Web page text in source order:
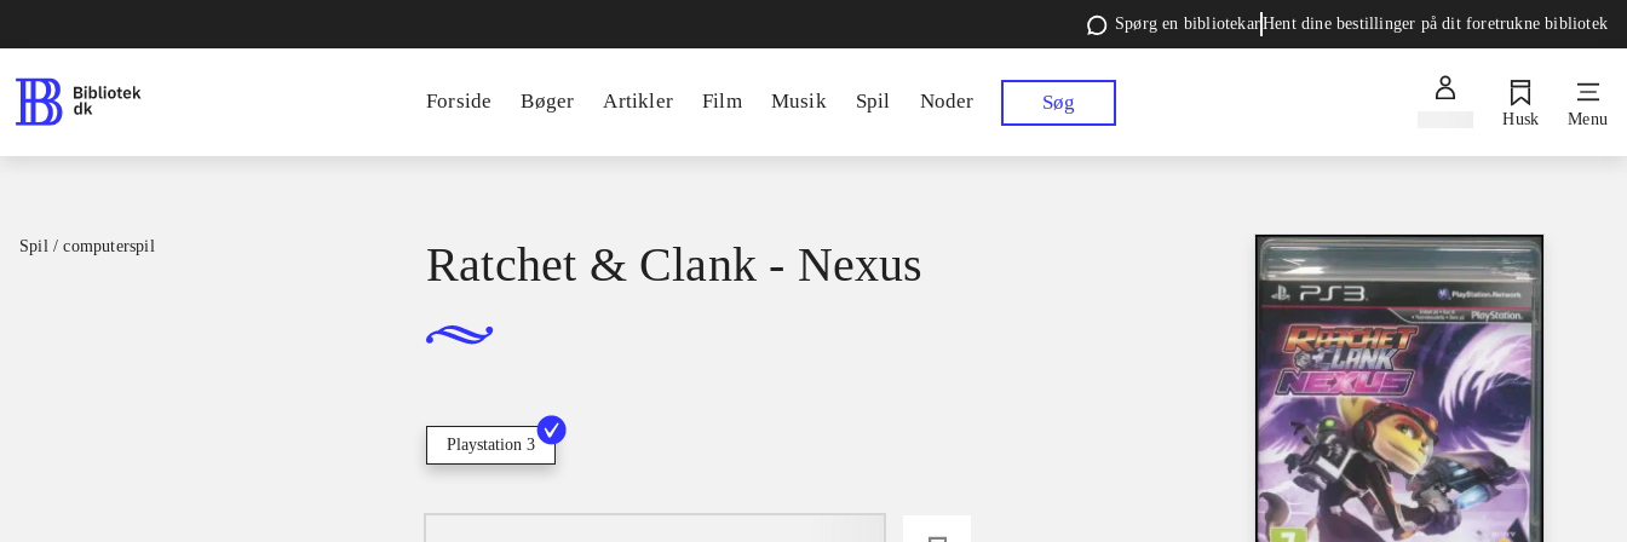
Spørg en bibliotekarHent dine bestillinger på dit foretrukne bibliotek
Forside Bøger Artikler Film Musik Spil Noder Søg
Husk Menu
Spil / computerspil Ratchet & Clank - Nexus
Playstation 3